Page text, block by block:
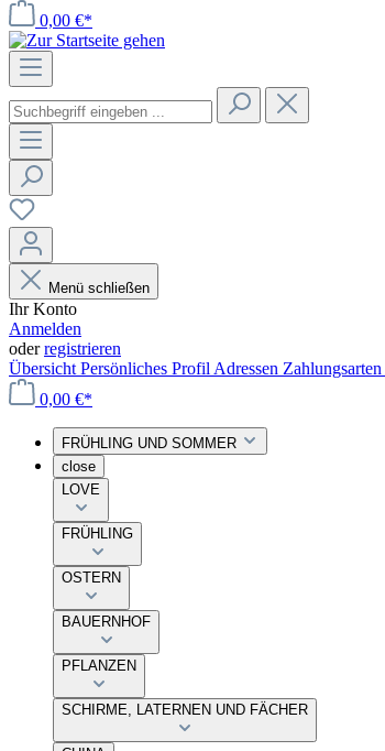
0,00 €*
Menü schließen
Ihr Konto
Anmelden
oderregistrieren
Übersicht Persönliches Profil Adressen Zahlungsarten
0,00 €*
FRÜHLING UND SOMMER
close
LOVE
FRÜHLING
OSTERN
BAUERNHOF
PFLANZEN
SCHIRME, LATERNEN UND FÄCHER